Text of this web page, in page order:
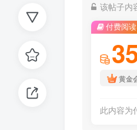
该帖子内
付费阅读
黄金
此内容为